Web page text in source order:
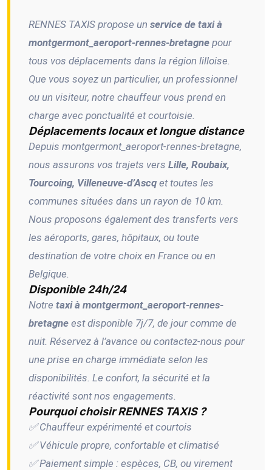
RENNES TAXIS propose un service de taxi à
montgermont_aeroport-rennes-bretagne pour
tous vos déplacements dans la région lilloise.
Que vous soyez un particulier, un professionnel
ou un visiteur, notre chauffeur vous prend en
charge avec ponctualité et courtoisie.
Déplacements locaux et longue distance
Depuis montgermont_aeroport-rennes-bretagne,
nous assurons vos trajets vers Lille, Roubaix,
Tourcoing, Villeneuve-d’Ascq et toutes les
communes situées dans un rayon de 10 km.
Nous proposons également des transferts vers
les aéroports, gares, hôpitaux, ou toute
destination de votre choix en France ou en
Belgique.
Disponible 24h/24
Notre taxi à montgermont_aeroport-rennes-
bretagne est disponible 7j/7, de jour comme de
nuit. Réservez à l’avance ou contactez-nous pour
une prise en charge immédiate selon les
disponibilités. Le confort, la sécurité et la
réactivité sont nos engagements.
Pourquoi choisir RENNES TAXIS ?
✅ Chauffeur expérimenté et courtois
✅ Véhicule propre, confortable et climatisé
✅ Paiement simple : espèces, CB, ou virement